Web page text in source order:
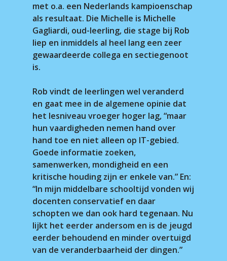
met o.a. een Nederlands kampioenschap
als resultaat. Die Michelle is Michelle
Gagliardi, oud-leerling, die stage bij Rob
liep en inmiddels al heel lang een zeer
gewaardeerde collega en sectiegenoot
is.
Rob vindt de leerlingen wel veranderd
en gaat mee in de algemene opinie dat
het lesniveau vroeger hoger lag, “maar
hun vaardigheden nemen hand over
hand toe en niet alleen op IT-gebied.
Goede informatie zoeken,
samenwerken, mondigheid en een
kritische houding zijn er enkele van.” En:
“In mijn middelbare schooltijd vonden wij
docenten conservatief en daar
schopten we dan ook hard tegenaan. Nu
lijkt het eerder andersom en is de jeugd
eerder behoudend en minder overtuigd
van de veranderbaarheid der dingen.”